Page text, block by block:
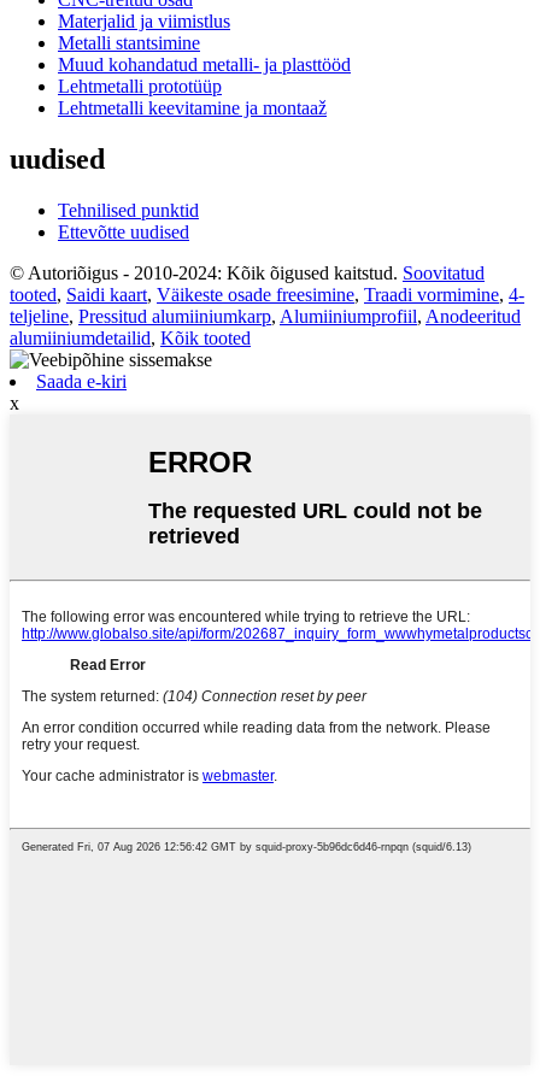
Materjalid ja viimistlus
Metalli stantsimine
Muud kohandatud metalli- ja plasttööd
Lehtmetalli prototüüp
Lehtmetalli keevitamine ja montaaž
uudised
Tehnilised punktid
Ettevõtte uudised
© Autoriõigus - 2010-2024: Kõik õigused kaitstud. Soovitatud
tooted, Saidi kaart, Väikeste osade freesimine, Traadi vormimine, 4-
teljeline, Pressitud alumiiniumkarp, Alumiiniumprofiil, Anodeeritud
alumiiniumdetailid, Kõik tooted
Saada e-kiri
x